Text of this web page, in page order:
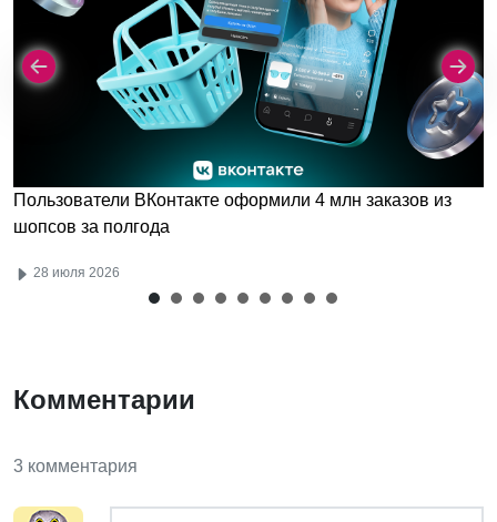
Пользователи ВКонтакте оформили 4 млн заказов из
шопсов за полгода
28 июля 2026
Комментарии
3 комментария